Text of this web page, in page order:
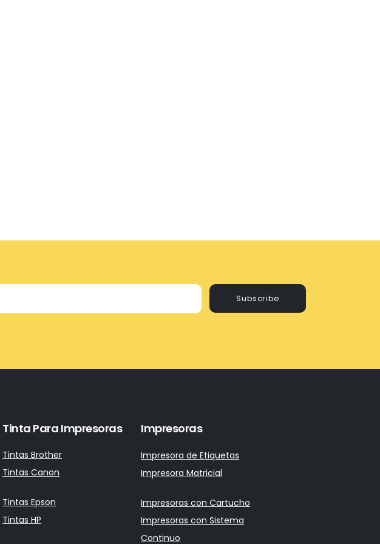
Subscribe
Tinta Para Impresoras
Tintas Brother
Tintas Canon
Tintas Epson
Tintas HP
Impresoras
Impresora de Etiquetas
Impresora Matricial
Impresoras con Cartucho
Impresoras con Sistema
Continuo